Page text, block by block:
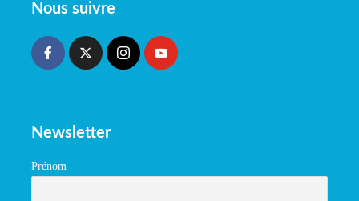
Nous suivre
Newsletter
Prénom